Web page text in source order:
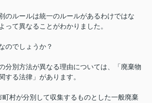
のルールは統一のルールがあるわけではな
って異なることがわかりました。
のでしょうか？
分別方法が異なる理由については、「廃棄物
する法律」があります。
町村が分別して収集するものとした一般廃棄